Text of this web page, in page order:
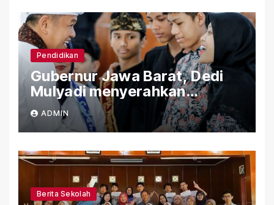
Pendidikan
Gubernur Jawa Barat, Dedi
Mulyadi menyerahkan
Bantuan (PIP) Kepada Siswa
SLBN Cicendo Kota Bandung
ADMIN
Berita Sekolah